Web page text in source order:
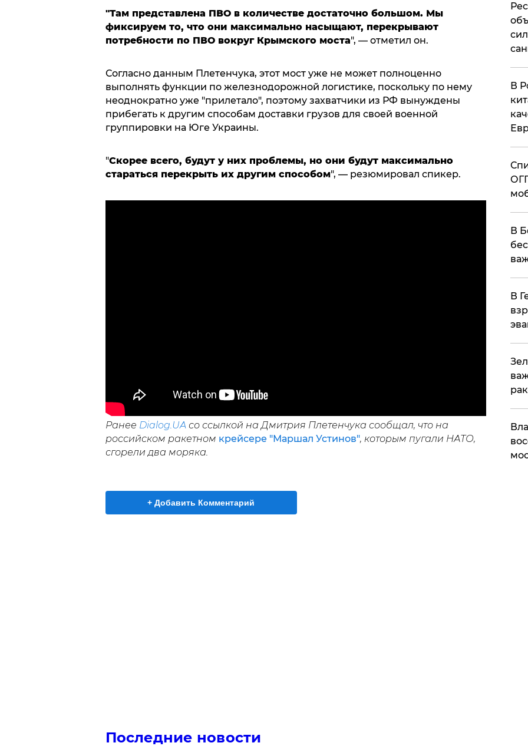
"Там представлена ПВО в количестве достаточно большом. Мы
фиксируем то, что они максимально насыщают, перекрывают
потребности по ПВО вокруг Крымского моста", — отметил он.
Согласно данным Плетенчука, этот мост уже не может полноценно
выполнять функции по железнодорожной логистике, поскольку по нему
неоднократно уже "прилетало", поэтому захватчики из РФ вынуждены
прибегать к другим способам доставки грузов для своей военной
группировки на Юге Украины.
"Скорее всего, будут у них проблемы, но они будут максимально
стараться перекрыть их другим способом", — резюмировал спикер.
Ранее Dialog.UAсо ссылкой на Дмитрия Плетенчука сообщал, что на
российском ракетном крейсере "Маршал Устинов", которым пугали НАТО,
сгорели два моряка.
+ Добавить Комментарий
Последние новости
В
В
В